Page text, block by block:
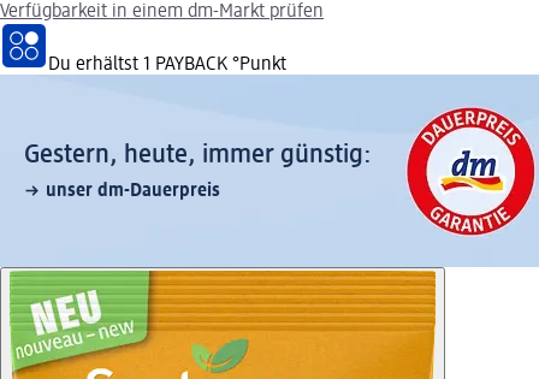
Verfügbarkeit in einem dm-Markt prüfen
Du erhältst 1 PAYBACK °Punkt
Gestern, heute, immer günstig:
unser dm-Dauerpreis